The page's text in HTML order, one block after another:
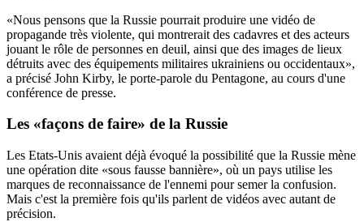
«Nous pensons que la Russie pourrait produire une vidéo de
propagande très violente, qui montrerait des cadavres et des acteurs
jouant le rôle de personnes en deuil, ainsi que des images de lieux
détruits avec des équipements militaires ukrainiens ou occidentaux»,
a précisé John Kirby, le porte-parole du Pentagone, au cours d'une
conférence de presse.
Les «façons de faire» de la Russie
Les Etats-Unis avaient déjà évoqué la possibilité que la Russie mène
une opération dite «sous fausse bannière», où un pays utilise les
marques de reconnaissance de l'ennemi pour semer la confusion.
Mais c'est la première fois qu'ils parlent de vidéos avec autant de
précision.